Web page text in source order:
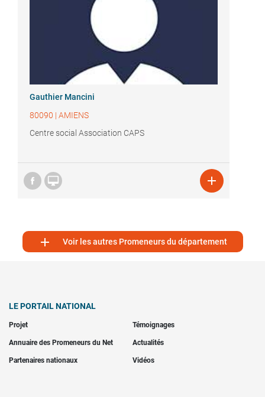
Gauthier Mancini
80090 | AMIENS
Centre social Association CAPS
 
 Voir les autres Promeneurs du département
LE PORTAIL NATIONAL
Projet Témoignages
Annuaire des Promeneurs du Net Actualités
Partenaires nationaux Vidéos